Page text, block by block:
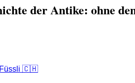
der Antike: ohne
🇨🇭